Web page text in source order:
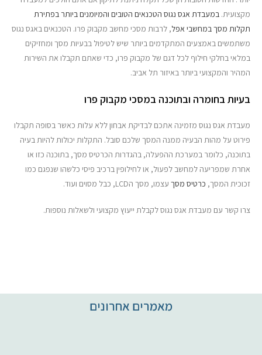
מקצועית. במעבדת אגס נגוס הטכנאים הטובים והמיומנים ביותר בפתירת
תקלות מסך במחשבי אפל, לרבות מסכי מחשב מקבוק פרו. הטכנאים באגס נגוס
משתמשים באמצעים המתקדמים ביותר שיש לטיפול בבעיות מסך ומחזיקים
במלאי בחלקי חילוף לכל דגם של מקבוק פרו, כדי שאתם תקבלו את השירות
המהיר והמקצועי ביותר באיזור תל אביב.
בעיות בחומרה ובתוכנה במסכי מקבוק פרו
מעבדת אגס נגוס מזמינה אתכם לבדיקת אבחון ללא עלות כאשר בסופה תקבלו
פירוט על מהות הבעיה ממנה המסך שלכם סובל. התקלות יכולות להיות בעיה
בתוכנה, כלומר במערכת ההפעלה, בהגדרות הכרטיס מסך, בתוכנה כזו או
אחרת שמפריעה למחשב לפעול, או לחילופין ברכיב פיסי כלשהו שנפגם כמו
זכוכית המסך, כרטיס מסך עצמו, מסך הLCD, כבל מסוים ועוד.
צרו קשר עם מעבדת אגס נגוס לקבלת ייעוץ מקצועי ולשאלות נוספות.
מאמרים אחרונים